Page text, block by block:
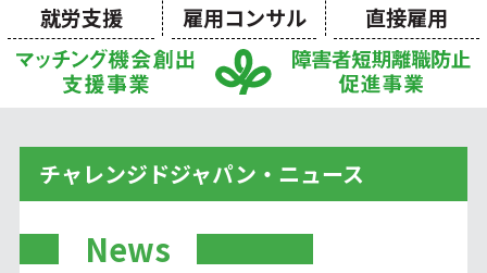
就労支援 雇用コンサル 直接雇用
チャレンジドジャパン・ニュース
News